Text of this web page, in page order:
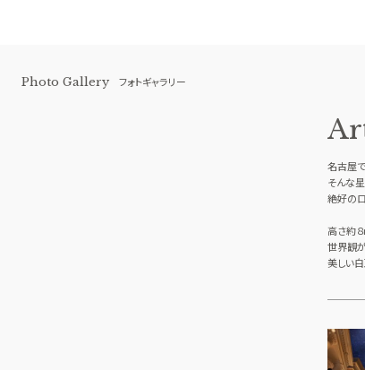
星ヶ丘迎賓館 アートグレイスク
Photo Gallery フォトギャラリー
名古屋
そんな
絶好の
高さ約
世界観
美しい